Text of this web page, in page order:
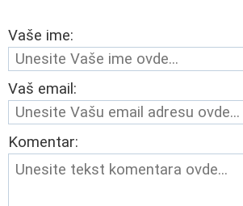
Vaše ime:
Vaš email:
Komentar: